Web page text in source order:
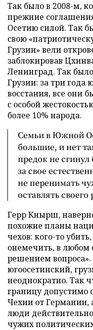
Так было в 2008-м,
прежние
Осетию силой. Так
свою
Грузии» вели
заблокировав
Ленинград. Так
Грузии: за три
восстания, все они
с особой
более 10% народа.
Семьи в Южной
большие, и нет
предок не
за свое
не перенимать
оставлять
Герр Кнырш,
похожие планы
чехов: кого-то
онемечить, в любом
решением вопроса».
югоосетинский,
неоднократно. Так
границу допустимо
Чехии от Германии,
люди
чужих